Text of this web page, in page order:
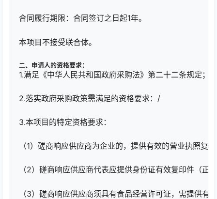
合同履行期限：合同签订之日起1年。
本项目不接受联合体。
二、申请人的资格要求：
1.满足《中华人民共和国政府采购法》第二十二条规定；
2.落实政府采购政策需满足的资格要求：/
3.本项目的特定资格要求：
（1）磋商响应供应商为企业的，提供有效的营业执照
（2）磋商响应供应商代表应提供身份证有效复印件（
（3）磋商响应供应商须具有食品经营许可证，需提供有